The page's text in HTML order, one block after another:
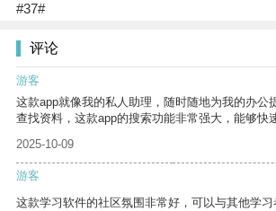
#37#
评论
游客
这款app就像我的私人助理，随时随地为我的办公
查找资料，这款app的搜索功能非常强大，能够快
2025-10-09
游客
这款学习软件的社区氛围非常好，可以与其他学习